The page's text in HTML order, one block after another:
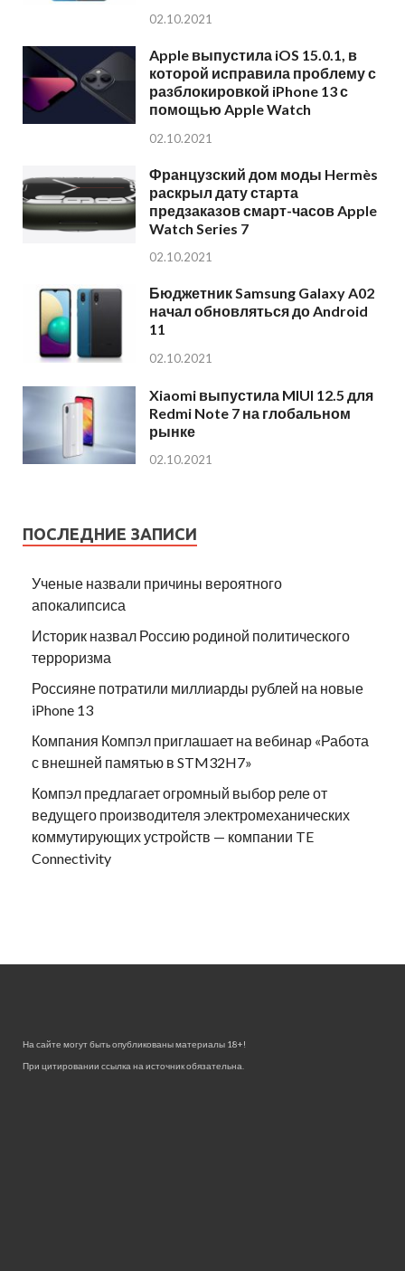
02.10.2021
Apple выпустила iOS 15.0.1, в
которой исправила проблему с
разблокировкой iPhone 13 с
помощью Apple Watch
02.10.2021
Французский дом моды Hermès
раскрыл дату старта
предзаказов смарт-часов Apple
Watch Series 7
02.10.2021
Бюджетник Samsung Galaxy A02
начал обновляться до Android
11
02.10.2021
Xiaomi выпустила MIUI 12.5 для
Redmi Note 7 на глобальном
рынке
02.10.2021
ПОСЛЕДНИЕ ЗАПИСИ
Ученые назвали причины вероятного
апокалипсиса
Историк назвал Россию родиной политического
терроризма
Россияне потратили миллиарды рублей на новые
iPhone 13
Компания Компэл приглашает на вебинар «Работа
с внешней памятью в STM32H7»
Компэл предлагает огромный выбор реле от
ведущего производителя электромеханических
коммутирующих устройств — компании TE
Connectivity
На сайте могут быть опубликованы материалы 18+!
При цитировании ссылка на источник обязательна.